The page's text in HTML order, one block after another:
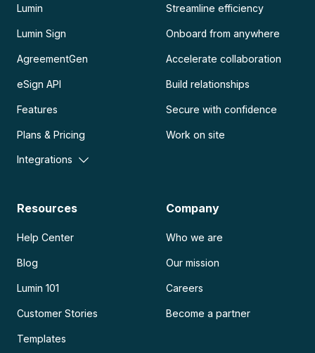
Lumin
Lumin Sign
AgreementGen
eSign API
Features
Plans & Pricing
Integrations
Streamline efficiency
Onboard from anywhere
Accelerate collaboration
Build relationships
Secure with confidence
Work on site
Resources
Help Center
Blog
Lumin 101
Customer Stories
Templates
Company
Who we are
Our mission
Careers
Become a partner